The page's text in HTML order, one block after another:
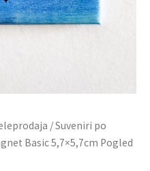
/Suveniri po
Basic 5,7×5,7cm Pogled